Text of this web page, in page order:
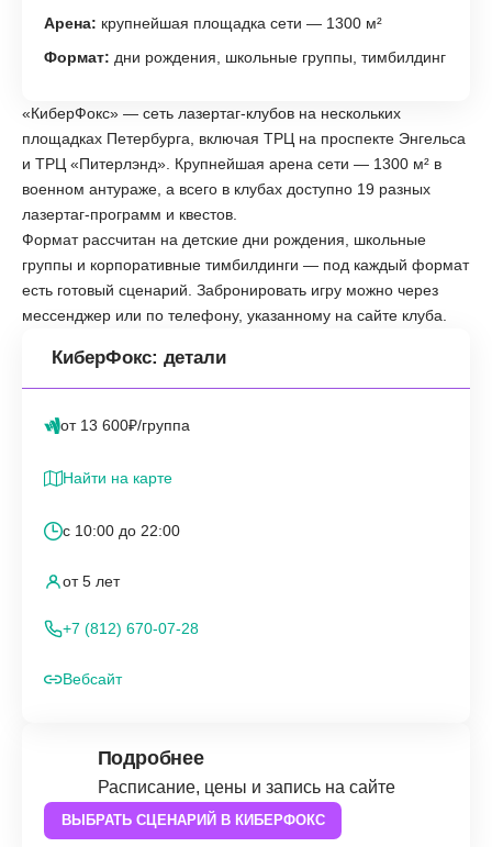
Арена: крупнейшая площадка сети — 1300 м²
Формат: дни рождения, школьные группы, тимбилдинг
«КиберФокс» — сеть лазертаг-клубов на нескольких
площадках Петербурга, включая ТРЦ на проспекте Энгельса
и ТРЦ «Питерлэнд». Крупнейшая арена сети — 1300 м² в
военном антураже, а всего в клубах доступно 19 разных
лазертаг-программ и квестов.
Формат рассчитан на детские дни рождения, школьные
группы и корпоративные тимбилдинги — под каждый формат
есть готовый сценарий. Забронировать игру можно через
мессенджер или по телефону, указанному на сайте клуба.
КиберФокс: детали
от 13 600₽/группа
Найти на карте
с 10:00 до 22:00
от 5 лет
+7 (812) 670-07-28
Вебсайт
Подробнее
Расписание, цены и запись на сайте
ВЫБРАТЬ СЦЕНАРИЙ В КИБЕРФОКС